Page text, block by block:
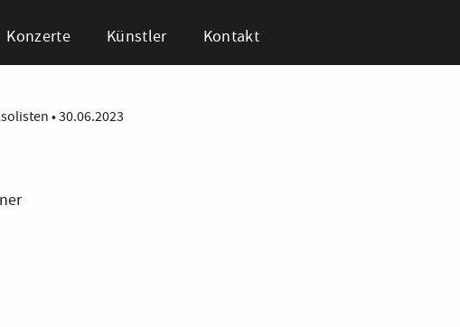
Konzerte Künstler Kontakt
•30.06.2023